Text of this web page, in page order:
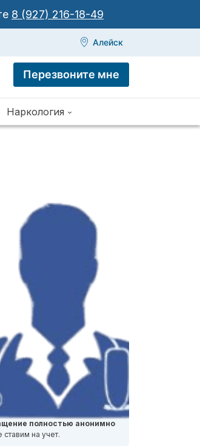
8 (927) 216-18-49
Алейск
Перезвоните мне
Наркология
полностью анонимно
ставим на учет.